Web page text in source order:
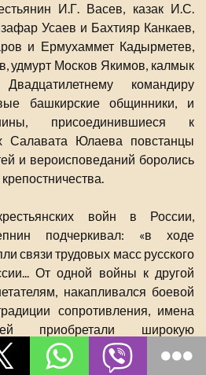
И.Г. Васев, казак И.С.
Усаев и Бахтияр Канкаев,
и Ермухаммет Кадырметев,
удмурт Москов Якимов, калмык
командиру
башкирские общинники, и
присоединившиеся к
Салавата Юлаева повстанцы
и вероисповеданий боролись
войн в России,
подчеркивал: «в ходе
связи трудовых масс русского
От одной войны к другой
накапливался боевой
сопротивления, имена
приобретали широкую
бригадира Салавата
место в летописи истории